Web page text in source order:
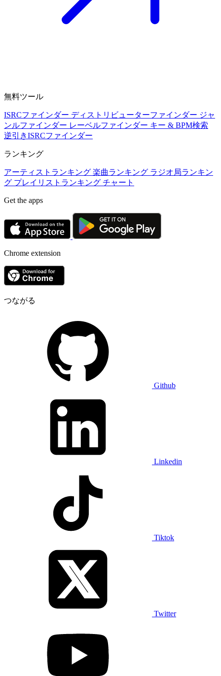
無料ツール
ISRCファインダー ディストリビューターファインダー ジャ
ンルファインダー レーベルファインダー キー & BPM検索
逆引きISRCファインダー
ランキング
アーティストランキング 楽曲ランキング ラジオ局ランキン
グ プレイリストランキング チャート
Get the apps
Chrome extension
つながる
Github
Linkedin
Tiktok
Twitter